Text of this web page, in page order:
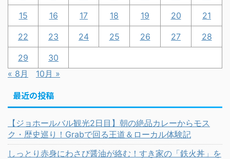
15 16 17 18 19 20 21
22 23 24 25 26 27 28
29
30
« 8月
10月 »
最近の投稿
【ジョホールバル観光2日目】朝の絶品カレーからモス
ク・歴史巡り！Grabで回る王道＆ローカル体験記
しっとり赤身にわさび醤油が絡む！すき家の「鉄火丼」を